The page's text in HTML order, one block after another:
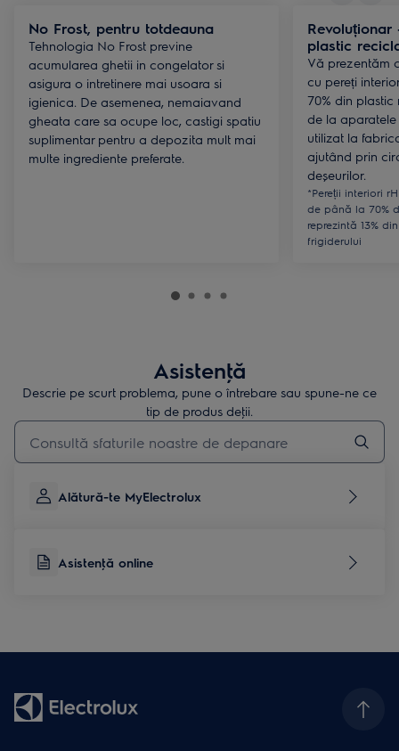
No Frost, pentru totdeauna
Tehnologia No Frost previne
acumularea ghetii in congelator si
asigura o intretinere mai usoara si
igienica. De asemenea, nemaiavand
gheata care sa ocupe loc, castigi spatiu
suplimentar pentru a depozita mult mai
multe ingrediente preferate.
plastic
Vă prezentăm
cu pereți
70% din plastic
de la
utilizat la
ajutând prin
deșeurilor.
*Pereții interiori
de până la 70%
reprezintă 13%
frigiderului
Asistenţă
Descrie pe scurt problema, pune o întrebare sau spune-ne ce
tip de produs deţii.
Type to search for support articles
Alătură-te MyElectrolux
Asistenţă online